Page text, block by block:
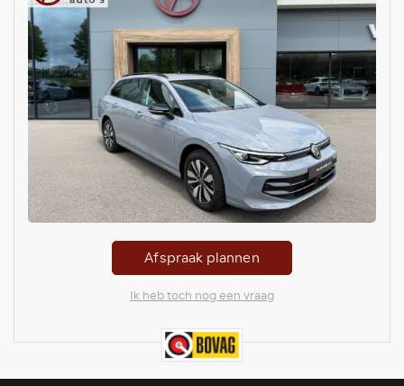
Afspraak plannen
Ik heb toch nog een vraag